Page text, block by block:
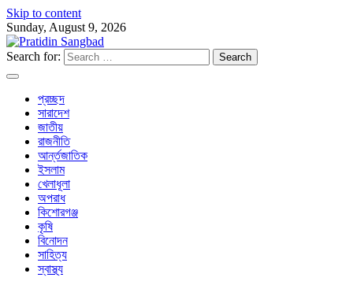
Skip to content
Sunday, August 9, 2026
Search for:
প্রচ্ছদ
সারাদেশ
জাতীয়
রাজনীতি
আর্ন্তজাতিক
ইসলাম
খেলাধূলা
অপরাধ
কিশোরগঞ্জ
কৃষি
বিনোদন
সাহিত্য
স্বাস্থ্য